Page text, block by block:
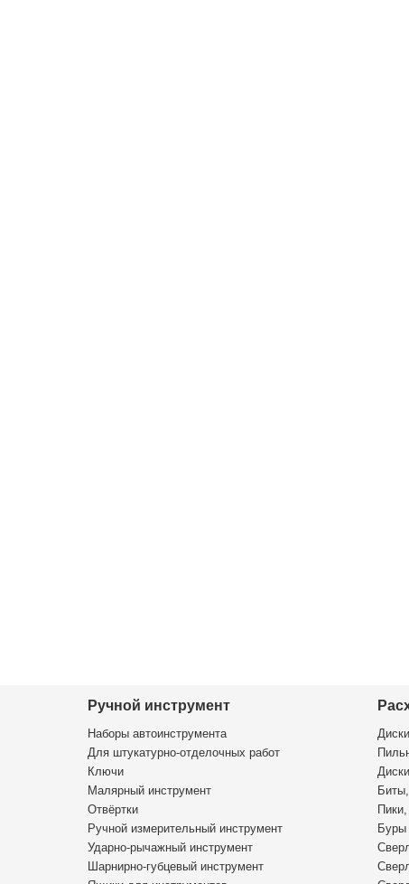
Ручной инструмент
Наборы автоинструмента
Для штукатурно-отделочных работ
Ключи
Малярный инструмент
Отвёртки
Ручной измерительный инструмент
Ударно-рычажный инструмент
Шарнирно-губцевый инструмент
Буры